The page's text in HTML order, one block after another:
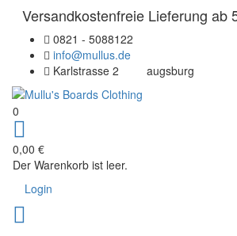
Versandkostenfreie Lieferung ab
0821 - 5088122
info@mullus.de
Karlstrasse 2
augsburg
0
0,00 €
Der Warenkorb ist leer.
Login